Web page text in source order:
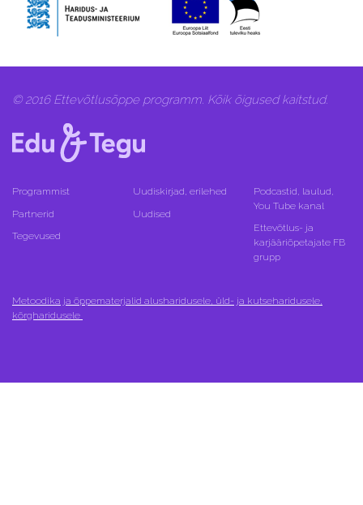
© 2016 Ettevõtlusõppe programm. Kõik õigused kaitstud.
Programmist
Partnerid
Tegevused
Uudiskirjad, erilehed
Uudised
Podcastid, laulud,
You Tube kanal
Ettevõtlus- ja
karjääriõpetajate FB
grupp
Metoodika ja õppematerjalid alusharidusele, üld- ja kutseharidusele,
kõrgharidusele